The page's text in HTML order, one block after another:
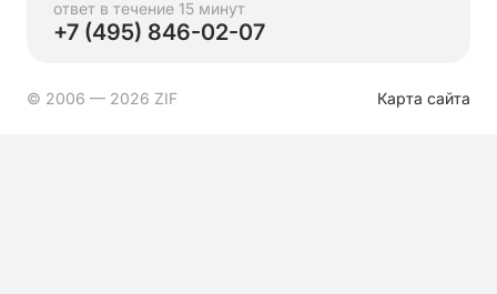
ответ в течение 15 минут
+7 (495) 846-02-07
© 2006 — 2026 ZIF Карта сайта